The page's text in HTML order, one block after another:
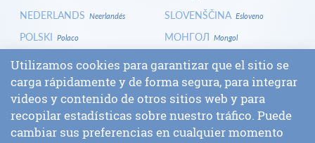
NEDERLANDS Neerlandés
POLSKI Polaco
HRVATSKI
ITALIANO Italiano
БЪЛГАРСКИBúlgaro
SLOVENŠČINA Esloveno
МОНГОЛ Mongol
СРПСКИ
বাংলাBengalí
SLOVENČINA Eslovaco
ENTRAR
Utilizamos cookies para garantizar que el sitio se
carga rápidamente y de forma segura, para integrar
videos y contenido de otros sitios web y para
recopilar estadísticas sobre nuestro tráfico. Puede
cambiar sus preferencias en cualquier momento